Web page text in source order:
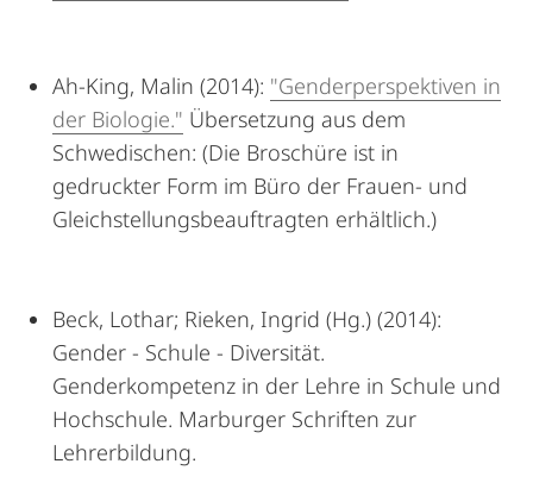
Ah-King, Malin (2014): "Genderperspektiven in
der Biologie." Übersetzung aus dem
Schwedischen: (Die Broschüre ist in
gedruckter Form im Büro der Frauen- und
Gleichstellungsbeauftragten erhältlich.)
Beck, Lothar; Rieken, Ingrid (Hg.) (2014):
Gender - Schule - Diversität.
Genderkompetenz in der Lehre in Schule und
Hochschule. Marburger Schriften zur
Lehrerbildung.